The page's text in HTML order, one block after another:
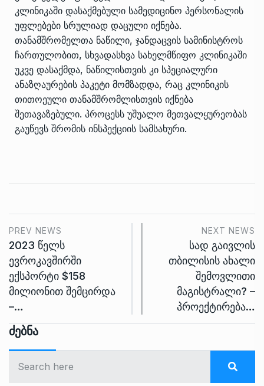
კლინიკაში დასაქმებული სამედიცინო პერსონალის
უფლებები სრულიად დაცული იქნება.
თანამშრომელთა ნაწილი, ჯანდაცვის სამინისტროს
ჩართულობით, სხვადასხვა სახელმწიფო კლინიკაში
უკვე დასაქმდა, ნაწილისთვის კი სპეციალური
ანაზღაურების პაკეტი მომზადდა, რაც კლინიკის
თითოეული თანამშრომლისთვის იქნება
შეთავაზებული. პროცესს უშუალო მეთვალყურეობას
გაუწევს შრომის ინსპექციის სამსახური.
PREV NEWS
2023 წელს
ევროკავშირში
ექსპორტი $158
მილიონით შემცირდა
–…
NEXT NEWS
სად გაივლის
თბილისის ახალი
შემოვლითი
მაგისტრალი? –
პროექტირება…
Ძებნა